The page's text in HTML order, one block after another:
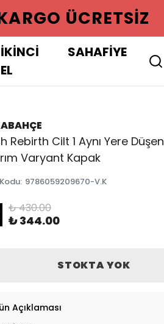
İKİNCİ
EL
SAHAFİYE
Rebirth Cilt 1 Aynı Yere Düşen
Varyant Kapak
: 9786059209670-V.K
₺ 430.00
₺ 344.00
STOKTA YOK
Açıklaması